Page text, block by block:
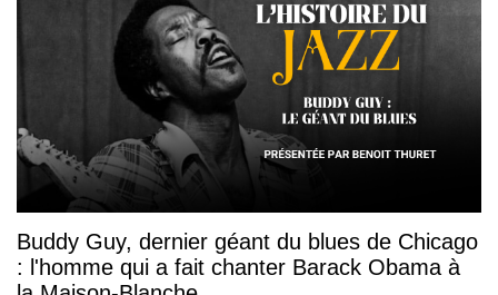
Buddy Guy, dernier géant du blues de Chicago
: l'homme qui a fait chanter Barack Obama à